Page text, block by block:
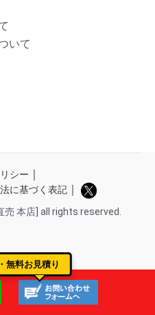
無料お見積り
いて
シー ｜
に基づく表記 ｜
本店] all rights reserved.